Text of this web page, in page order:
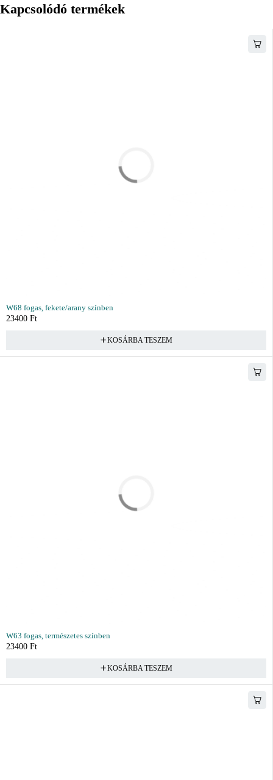
Kapcsolódó termékek
W68 fogas, fekete/arany színben
23400 Ft
KOSÁRBA TESZEM
W63 fogas, természetes színben
23400 Ft
KOSÁRBA TESZEM